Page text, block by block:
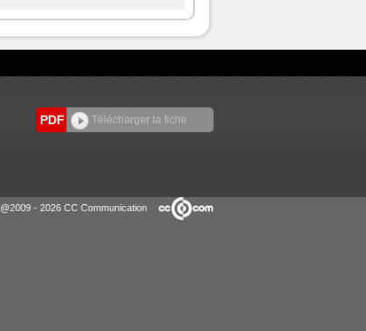
PDF Télécharger la fiche
@2009 - 2026 CC Communication